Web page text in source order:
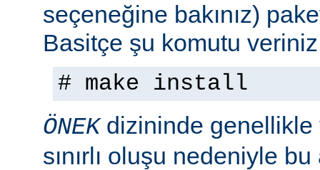
seçeneğine bakınız)
Basitçe şu komutu
# make install
ÖNEKdizininde genellikle
sınırlı oluşu nedeniyle